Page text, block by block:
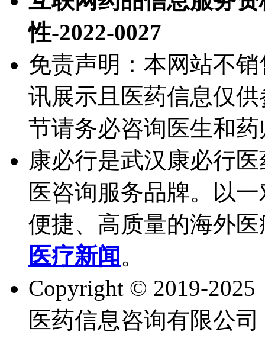
性-2022-0027
免责声明：本网站不
讯展示且医药信息仅
节请务必咨询医生和
康必行是武汉康必行
医咨询服务品牌。以
便捷、高质量的海外
医疗新闻 。
Copyright © 2019-
医药信息咨询有限公